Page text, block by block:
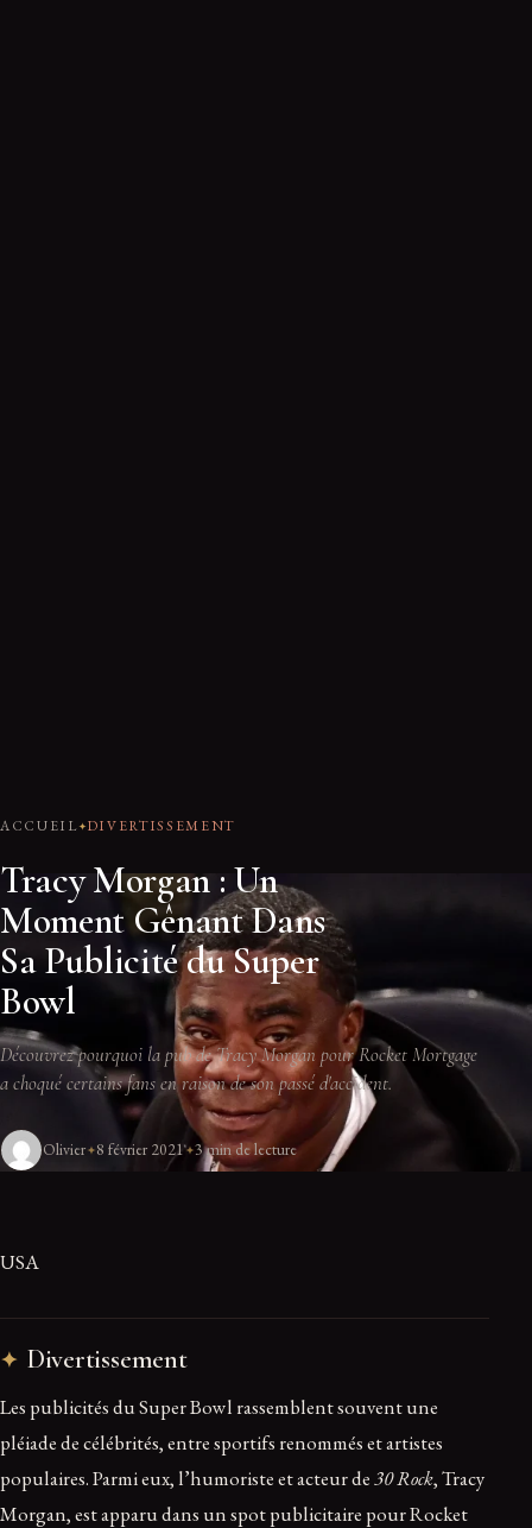
ACCUEIL DIVERTISSEMENT
Tracy Morgan : Un
Moment Gênant Dans
Sa Publicité du Super
Bowl
Découvrez pourquoi la pub de Tracy Morgan pour Rocket Mortgage
a choqué certains fans en raison de son passé d'accident.
Olivier 8 février 2021 3 min de lecture
USA
Divertissement
Les publicités du Super Bowl rassemblent souvent une
pléiade de célébrités, entre sportifs renommés et artistes
populaires. Parmi eux, l’humoriste et acteur de30 Rock, Tracy
Morgan, est apparu dans un spot publicitaire pour Rocket